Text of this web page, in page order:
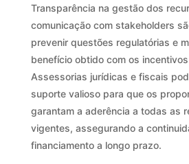
Transparência na gestão dos
comunicação com stakeholders
prevenir questões regulatórias e
benefício obtido com os
Assessorias jurídicas e fiscais
suporte valioso para que os
garantam a aderência a todas as
vigentes, assegurando a
financiamento a longo prazo.